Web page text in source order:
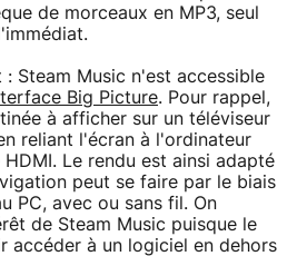
de morceaux en MP3, seul
Steam Music n'est accessible
Big Picture. Pour rappel,
à afficher sur un téléviseur
reliant l'écran à l'ordinateur
Le rendu est ainsi adapté
peut se faire par le biais
PC, avec ou sans fil. On
de Steam Music puisque le
accéder à un logiciel en dehors